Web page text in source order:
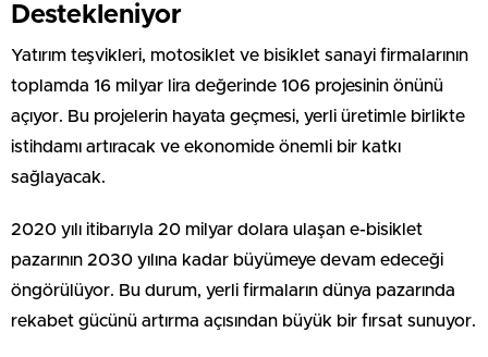
Destekleniyor
Yatırım teşvikleri, motosiklet ve bisiklet sanayi firmalarının
toplamda 16 milyar lira değerinde 106 projesinin önünü
açıyor. Bu projelerin hayata geçmesi, yerli üretimle birlikte
istihdamı artıracak ve ekonomide önemli bir katkı
sağlayacak.
2020 yılı itibarıyla 20 milyar dolara ulaşan e-bisiklet
pazarının 2030 yılına kadar büyümeye devam edeceği
öngörülüyor. Bu durum, yerli firmaların dünya pazarında
rekabet gücünü artırma açısından büyük bir fırsat sunuyor.